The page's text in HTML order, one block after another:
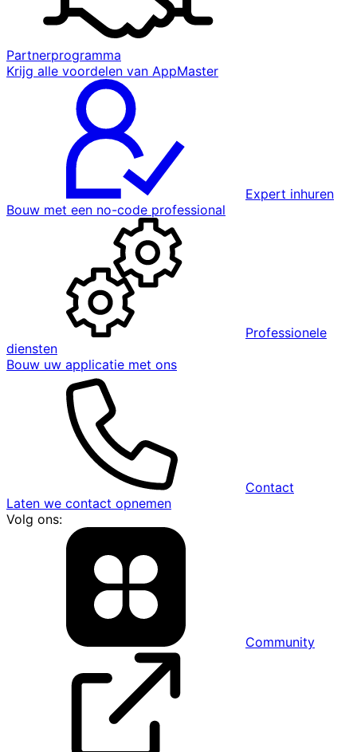
Partnerprogramma
Krijg alle voordelen van AppMaster
Expert inhuren
Bouw met een no-code professional
Professionele
diensten
Bouw uw applicatie met ons
Contact
Laten we contact opnemen
Volg ons:
Community